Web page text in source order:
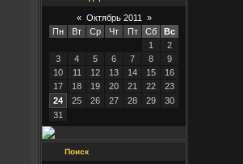
« Октябрь 2011
»
Пн
Вт Ср Чт Пт Сб
Вс
1
2
3
4 5 6 7 8
9
10
11 12 13 14 15
16
17
18 19 20 21 22
23
24
25 26 27 28 29
30
31
Поиск